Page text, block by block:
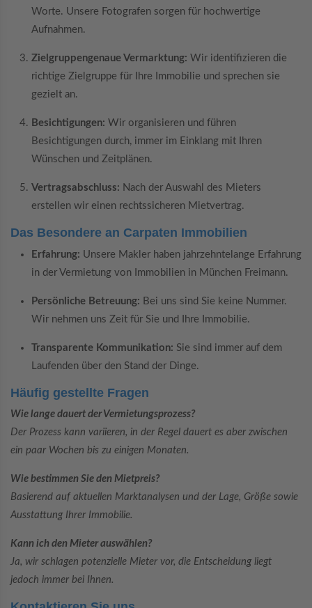
Worte. Unsere Fotografen sorgen für hochwertige
Aufnahmen.
Zielgruppengenaue Vermarktung: Wir identifizieren die
richtige Zielgruppe für Ihre Immobilie und sprechen sie
gezielt an.
Besichtigungen: Wir organisieren und führen
Besichtigungen durch, immer im Einklang mit Ihren
Wünschen und Zeitplänen.
Vertragsabschluss: Nach der Auswahl des Mieters
erstellen wir einen rechtssicheren Mietvertrag.
Das Besondere an Carpaten Immobilien
Erfahrung: Unsere Makler haben jahrzehntelange Erfahrung
in der Vermietung von Immobilien in München Freimann.
Persönliche Betreuung: Bei uns sind Sie keine Nummer.
Wir nehmen uns Zeit für Sie und Ihre Immobilie.
Transparente Kommunikation: Sie sind immer auf dem
Laufenden über den Stand der Dinge.
Häufig gestellte Fragen
Wie lange dauert der Vermietungsprozess?
Der Prozess kann variieren, in der Regel dauert es aber zwischen
ein paar Wochen bis zu einigen Monaten.
Wie bestimmen Sie den Mietpreis?
Basierend auf aktuellen Marktanalysen und der Lage, Größe sowie
Ausstattung Ihrer Immobilie.
Kann ich den Mieter auswählen?
Ja, wir schlagen potenzielle Mieter vor, die Entscheidung liegt
jedoch immer bei Ihnen.